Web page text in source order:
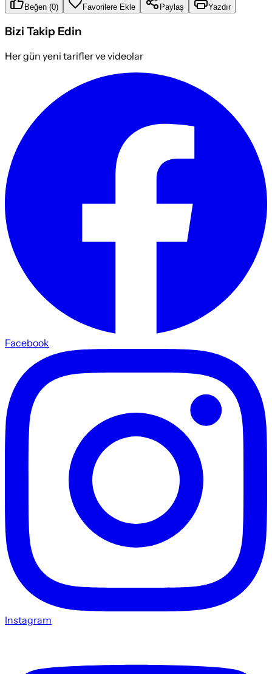
Beğen (0) Favorilere Ekle Paylaş Yazdır
Bizi Takip Edin
Her gün yeni tarifler ve videolar
Facebook
Instagram